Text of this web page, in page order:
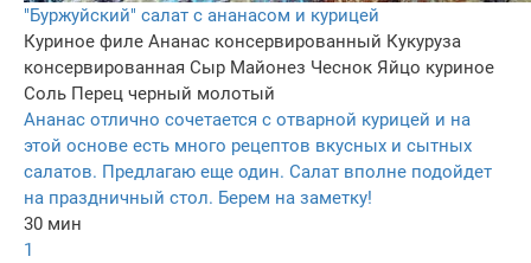
"Буржуйский" салат с ананасом и курицей
Куриное филе Ананас консервированный Кукуруза
консервированная Сыр Майонез Чеснок Яйцо куриное
Соль Перец черный молотый
Ананас отлично сочетается с отварной курицей и на
этой основе есть много рецептов вкусных и сытных
салатов. Предлагаю еще один. Салат вполне подойдет
на праздничный стол. Берем на заметку!
30 мин
1